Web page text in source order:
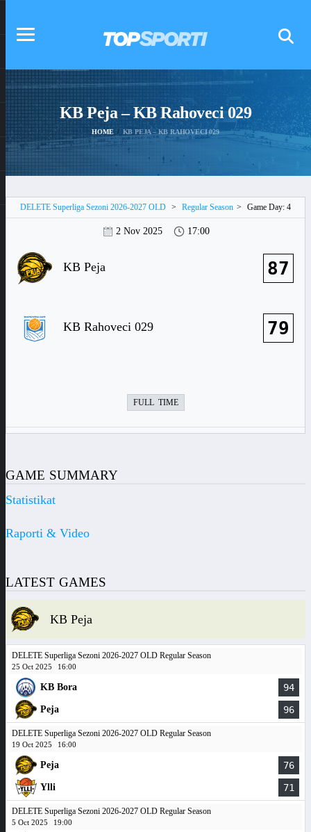
KB Peja – KB Rahoveci 029
HOME KB PEJA – KB RAHOVECI 029
DELETE Superliga Sezoni 2026-2027 OLD > Regular Season > Game Day: 4
2 Nov 2025 17:00
KB Peja 87
KB Rahoveci 029 79
FULL TIME
GAME SUMMARY
Statistikat
Raporti & Video
LATEST GAMES
KB Peja
DELETE Superliga Sezoni 2026-2027 OLD Regular Season
25 Oct 2025 16:00
KB Bora 94
Peja 96
DELETE Superliga Sezoni 2026-2027 OLD Regular Season
19 Oct 2025 16:00
Peja 76
Ylli 71
DELETE Superliga Sezoni 2026-2027 OLD Regular Season
5 Oct 2025 19:00